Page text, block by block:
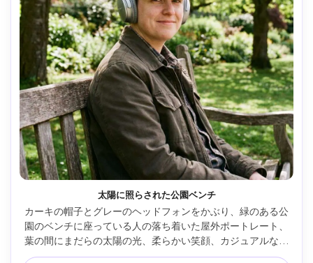
太陽に照らされた公園ベンチ
カーキの帽子とグレーのヘッドフォンをかぶり、緑のある公
園のベンチに座っている人の落ち着いた屋外ポートレート、
葉の間にまだらの太陽の光、柔らかい笑顔、カジュアルなジ
ャケット、Canon 5D Mark IV 70mmで撮影、ハーフボディフ